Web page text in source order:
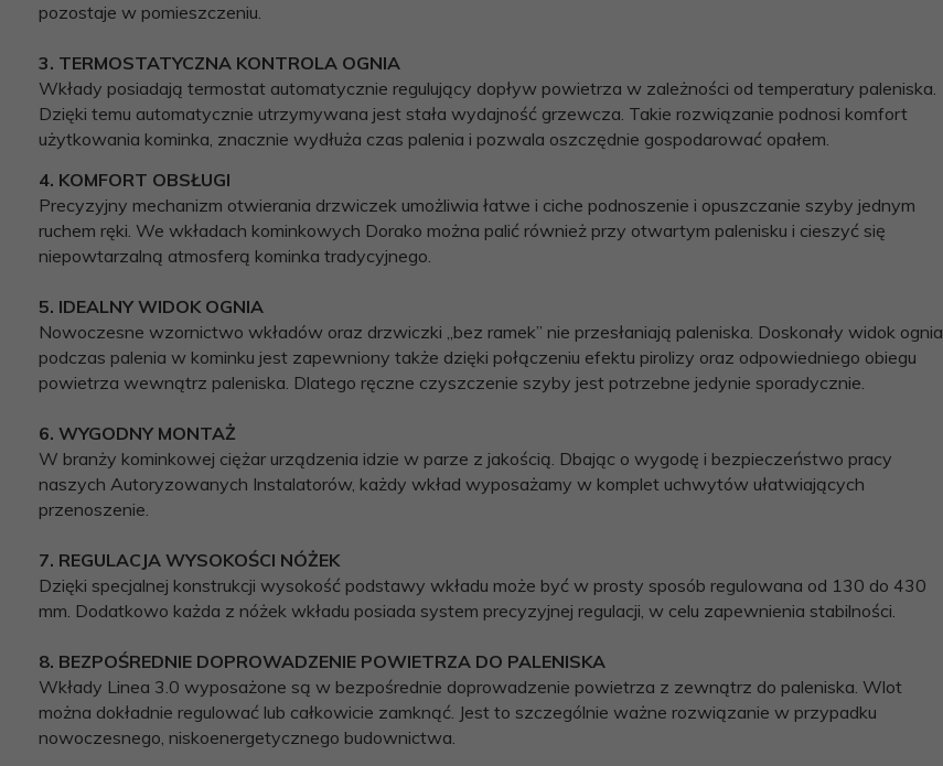
pozostaje w pomieszczeniu.
3. TERMOSTATYCZNA KONTROLA OGNIA
Wkłady posiadają termostat automatycznie regulujący dopływ powietrza w zależności od temperatury paleniska.
Dzięki temu automatycznie utrzymywana jest stała wydajność grzewcza. Takie rozwiązanie podnosi komfort
użytkowania kominka, znacznie wydłuża czas palenia i pozwala oszczędnie gospodarować opałem.
4. KOMFORT OBSŁUGI
Precyzyjny mechanizm otwierania drzwiczek umożliwia łatwe i ciche podnoszenie i opuszczanie szyby jednym
ruchem ręki. We wkładach kominkowych Dorako można palić również przy otwartym palenisku i cieszyć się
niepowtarzalną atmosferą kominka tradycyjnego.
5. IDEALNY WIDOK OGNIA
Nowoczesne wzornictwo wkładów oraz drzwiczki „bez ramek” nie przesłaniają paleniska. Doskonały widok ognia
podczas palenia w kominku jest zapewniony także dzięki połączeniu efektu pirolizy oraz odpowiedniego obiegu
powietrza wewnątrz paleniska. Dlatego ręczne czyszczenie szyby jest potrzebne jedynie sporadycznie.
6. WYGODNY MONTAŻ
W branży kominkowej ciężar urządzenia idzie w parze z jakością. Dbając o wygodę i bezpieczeństwo pracy
naszych Autoryzowanych Instalatorów, każdy wkład wyposażamy w komplet uchwytów ułatwiających
przenoszenie.
7. REGULACJA WYSOKOŚCI NÓŻEK
Dzięki specjalnej konstrukcji wysokość podstawy wkładu może być w prosty sposób regulowana od 130 do 430
mm. Dodatkowo każda z nóżek wkładu posiada system precyzyjnej regulacji, w celu zapewnienia stabilności.
8. BEZPOŚREDNIE DOPROWADZENIE POWIETRZA DO PALENISKA
Wkłady Linea 3.0 wyposażone są w bezpośrednie doprowadzenie powietrza z zewnątrz do paleniska. Wlot
można dokładnie regulować lub całkowicie zamknąć. Jest to szczególnie ważne rozwiązanie w przypadku
nowoczesnego, niskoenergetycznego budownictwa.